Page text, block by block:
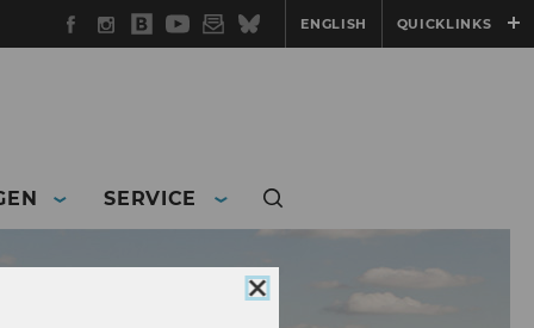
Facebook
Instagram
WU
Blog
YouTube
Newsletter
BlueskyENGLISH QUICKLINKS
SERVICE
Cookie